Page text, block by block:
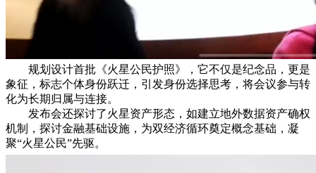
规划设计首批《火星公民护照》，它不仅是纪念品，更是
象征，标志个体身份跃迁，引发身份选择思考，将会议参与转
化为长期归属与连接。
发布会还探讨了火星资产形态，如建立地外数据资产确权
机制，探讨金融基础设施，为双经济循环奠定概念基础，凝
聚“火星公民”先驱。